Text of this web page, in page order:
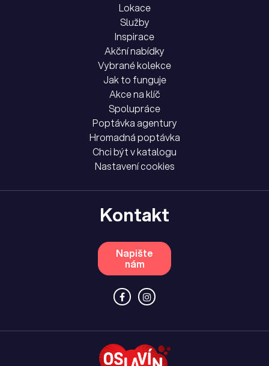
Lokace
Služby
Inspirace
Akční nabídky
Vybrané kolekce
Jak to funguje
Akce na klíč
Spolupráce
Poptávka agentury
Hromadná poptávka
Chci být v katalogu
Nastavení cookies
Kontakt
Napište
nám